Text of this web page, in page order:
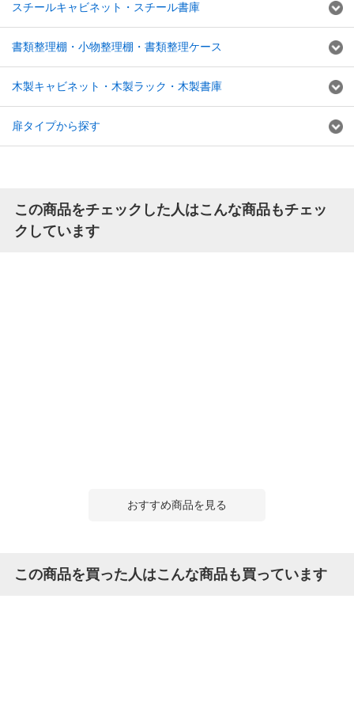
スチールキャビネット・スチール書庫
書類整理棚・小物整理棚・書類整理ケース
木製キャビネット・木製ラック・木製書庫
扉タイプから探す
この商品をチェックした人はこんな商品もチェッ
クしています
おすすめ商品を見る
この商品を買った人はこんな商品も買っています